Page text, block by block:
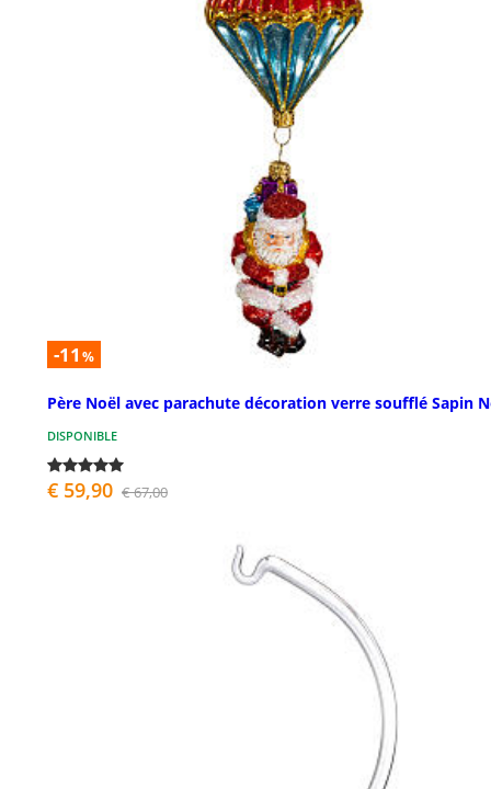
-11 %
Père Noël avec parachute décoration verre soufflé Sapin
DISPONIBLE
€ 59,90 € 67,00